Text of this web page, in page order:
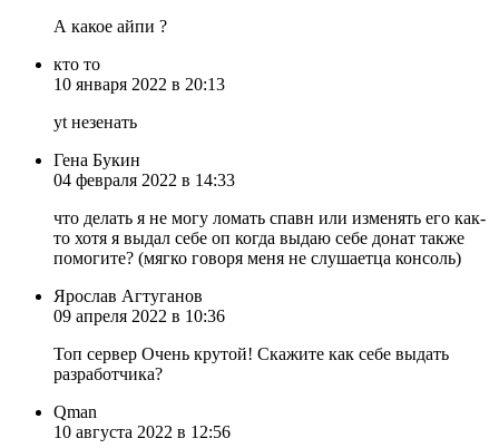
А какое айпи ?
кто то
10 января 2022 в 20:13
yt незенать
Гена Букин
04 февраля 2022 в 14:33
что делать я не могу ломать спавн или изменять его как-
то хотя я выдал себе оп когда выдаю себе донат также
помогите? (мягко говоря меня не слушаетца консоль)
Ярослав Агтуганов
09 апреля 2022 в 10:36
Топ сервер Очень крутой! Скажите как себе выдать
разработчика?
Qman
10 августа 2022 в 12:56